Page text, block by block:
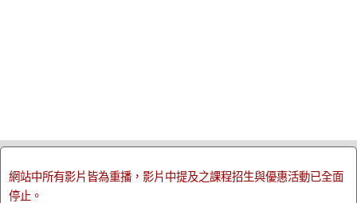
網站中所有影片皆為重播，影片中提及之課程招生與優惠活動已全面
停止。